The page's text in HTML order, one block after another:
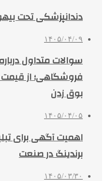
دندانپزشکی تحت
۱۴۰۵/۰۴/۰۹
سوالات متداول
فروشگاهی؛ از
بوق زدن
۱۴۰۵/۰۴/۰۵
اهمیت آگهی برای
برندینگ در صنعت
۱۴۰۵/۰۳/۳۰